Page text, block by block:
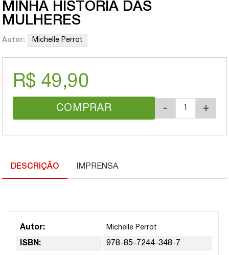
MINHA HISTÓRIA DAS
MULHERES
Autor: Michelle Perrot
R$ 49,90
COMPRAR - +
DESCRIÇÃO IMPRENSA
Autor: Michelle Perrot
ISBN: 978-85-7244-348-7